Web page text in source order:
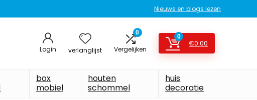
Nieuws en blogs lezen
Login verlanglijst
0
Vergelijken
0
€0.00
box
mobiel
houten
schommel
huis
decoratie